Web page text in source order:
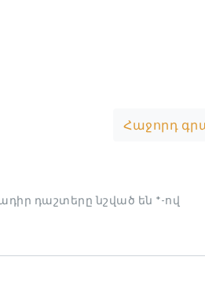
Հաջորդ
դաշտերը նշված են *-ով